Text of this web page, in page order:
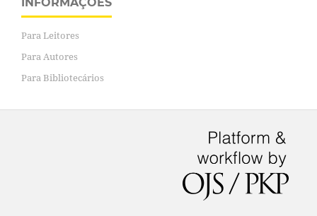
Para Leitores
Para Autores
Para Bibliotecários